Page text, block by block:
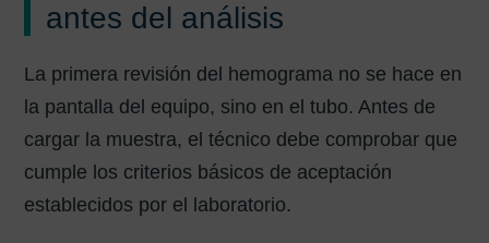
antes del análisis
La primera revisión del hemograma no se hace en
la pantalla del equipo, sino en el tubo. Antes de
cargar la muestra, el técnico debe comprobar que
cumple los criterios básicos de aceptación
establecidos por el laboratorio.